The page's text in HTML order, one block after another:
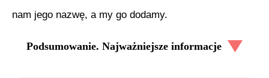
nam jego nazwę, a my go dodamy.
Podsumowanie. Najważniejsze informacje